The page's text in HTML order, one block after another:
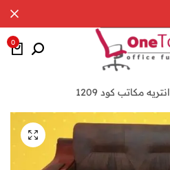
0
انتريه مكاتب كود 1209